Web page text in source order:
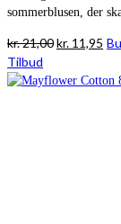
sommerblusen, der
kr.21,00Den
pris
kr. 11,95
Tilbud